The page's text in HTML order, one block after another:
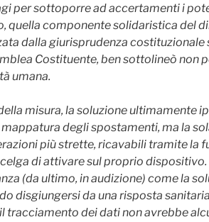
per sottoporre ad accertamenti i
quella componente solidaristica del
dalla giurisprudenza costituzionale
Costituente, ben sottolineò non
umana.
misura, la soluzione ultimamente
degli spostamenti, ma la
più strette, ricavabili tramite la
di attivare sul proprio dispositivo.
(da ultimo, in audizione) come la
disgiungersi da una risposta
tracciamento dei dati non avrebbe